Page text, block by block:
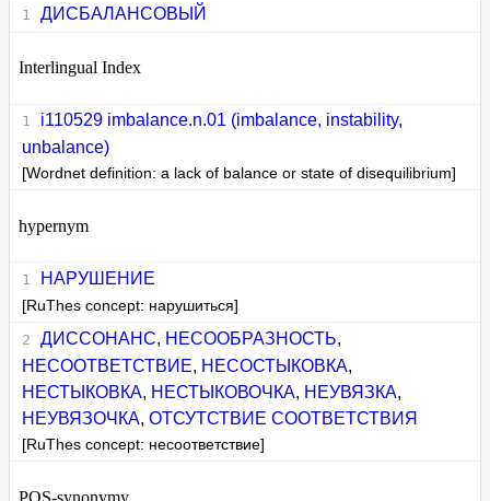
ДИСБАЛАНСОВЫЙ
Interlingual Index
i110529 imbalance.n.01 (imbalance, instability,
unbalance)
[Wordnet definition: a lack of balance or state of disequilibrium]
hypernym
НАРУШЕНИЕ
[RuThes concept: нарушиться]
ДИССОНАНС, НЕСООБРАЗНОСТЬ,
НЕСООТВЕТСТВИЕ, НЕСОСТЫКОВКА,
НЕСТЫКОВКА, НЕСТЫКОВОЧКА, НЕУВЯЗКА,
НЕУВЯЗОЧКА,ОТСУТСТВИЕ СООТВЕТСТВИЯ
[RuThes concept: несоответствие]
POS-synonymy